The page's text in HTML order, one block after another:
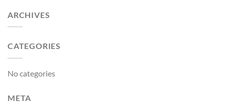
ARCHIVES
CATEGORIES
No categories
META